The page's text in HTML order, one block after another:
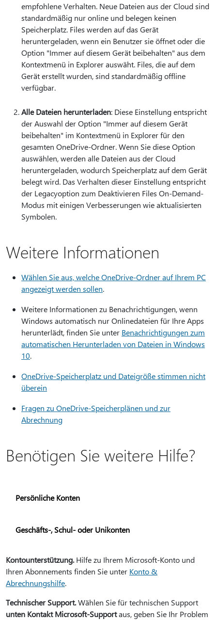
empfohlene Verhalten. Neue Dateien aus der Cloud sind
standardmäßig nur online und belegen keinen
Speicherplatz. Files werden auf das Gerät
heruntergeladen, wenn ein Benutzer sie öffnet oder die
Option "Immer auf diesem Gerät beibehalten" aus dem
Kontextmenü in Explorer auswäht. Files, die auf dem
Gerät erstellt wurden, sind standardmäßig offline
verfügbar.
Alle Dateien herunterladen: Diese Einstellung entspricht
der Auswahl der Option "Immer auf diesem Gerät
beibehalten" im Kontextmenü in Explorer für den
gesamten OneDrive-Ordner. Wenn Sie diese Option
auswählen, werden alle Dateien aus der Cloud
heruntergeladen, wodurch Speicherplatz auf dem Gerät
belegt wird. Das Verhalten dieser Einstellung entspricht
der Legacyoption zum Deaktivieren Files On-Demand-
Modus mit einigen Verbesserungen wie aktualisierten
Symbolen.
Weitere Informationen
Wählen Sie aus, welche OneDrive-Ordner auf Ihrem PC
angezeigt werden sollen.
Weitere Informationen zu Benachrichtigungen, wenn
Windows automatisch nur Onlinedateien für Ihre Apps
herunterlädt, finden Sie unter Benachrichtigungen zum
automatischen Herunterladen von Dateien in Windows
10.
OneDrive-Speicherplatz und Dateigröße stimmen nicht
überein
Fragen zu OneDrive-Speicherplänen und zur
Abrechnung
Benötigen Sie weitere Hilfe?
Persönliche Konten
Geschäfts-, Schul- oder Unikonten
Kontounterstützung.Hilfe zu Ihrem Microsoft-Konto und
Ihren Abonnements finden Sie unter Konto &
Abrechnungshilfe.
Technischer Support.Wählen Sie für technischen Support
unten Kontakt Microsoft-Supportaus, geben Sie Ihr Problem